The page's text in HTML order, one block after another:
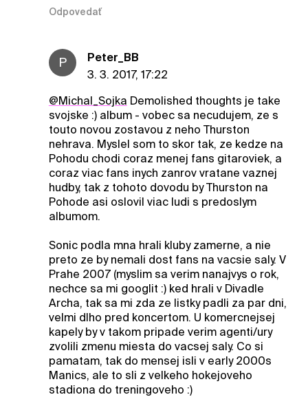
Odpovedať
P
Peter_BB
3. 3. 2017, 17:22
@Michal_Sojka Demolished thoughts je take
svojske :) album - vobec sa necudujem, ze s
touto novou zostavou z neho Thurston
nehrava. Myslel som to skor tak, ze kedze na
Pohodu chodi coraz menej fans gitaroviek, a
coraz viac fans inych zanrov vratane vaznej
hudby, tak z tohoto dovodu by Thurston na
Pohode asi oslovil viac ludi s predoslym
albumom.
Sonic podla mna hrali kluby zamerne, a nie
preto ze by nemali dost fans na vacsie saly. V
Prahe 2007 (myslim sa verim nanajvys o rok,
nechce sa mi googlit :) ked hrali v Divadle
Archa, tak sa mi zda ze listky padli za par dni,
velmi dlho pred koncertom. U komercnejsej
kapely by v takom pripade verim agenti/ury
zvolili zmenu miesta do vacsej saly. Co si
pamatam, tak do mensej isli v early 2000s
Manics, ale to sli z velkeho hokejoveho
stadiona do treningoveho :)